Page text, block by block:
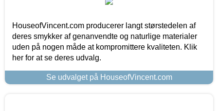
HouseofVincent.com producerer langt størstedelen af
deres smykker af genanvendte og naturlige materialer
uden på nogen måde at kompromittere kvaliteten. Klik
her for at se deres udvalg.
Se udvalget på HouseofVincent.com